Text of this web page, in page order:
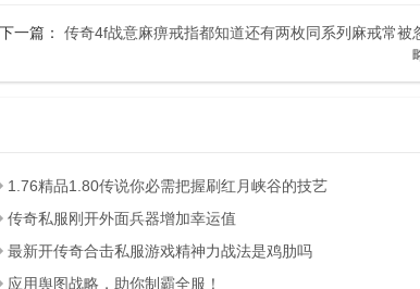
下一篇： 传奇4f战意麻痹戒指都知道还有两枚同系列麻戒常被
1.76精品1.80传说你必需把握刷红月峡谷的技艺
传奇私服刚开外面兵器增加幸运值
最新开传奇合击私服游戏精神力战法是鸡肋吗
应用舆图战略，助你制霸全服！